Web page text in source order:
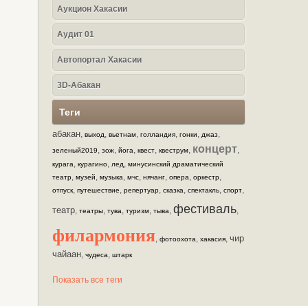
Аукцион Хакасии
Аудит 01
Автопортал Хакасии
3D-Абакан
Теги
абакан, выход, вьетнам, голландия, гонки, джаз,
зеленый2019, зож, йога, квест, квеструм, концерт,
курага, курагино, лед, минусинский драматический
театр, музей, музыка, мчс, нячанг, опера, оркестр,
отпуск, путешествие, репертуар, сказка, спектакль, спорт,
театр, театры, тува, туризм, тыва, фестиваль,
филармония, фотоохота, хакасия, чир
чайаан, чудеса, штарк
Показать все теги